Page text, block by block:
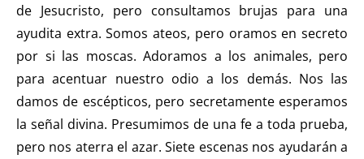
de Jesucristo, pero consultamos brujas para una
ayudita extra. Somos ateos, pero oramos en secreto
por si las moscas. Adoramos a los animales, pero
para acentuar nuestro odio a los demás. Nos las
damos de escépticos, pero secretamente esperamos
la señal divina. Presumimos de una fe a toda prueba,
pero nos aterra el azar. Siete escenas nos ayudarán a